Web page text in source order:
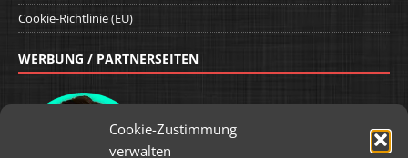
Cookie-Zustimmung
verwalten
Cookie-Richtlinie (EU)
WERBUNG / PARTNERSEITEN